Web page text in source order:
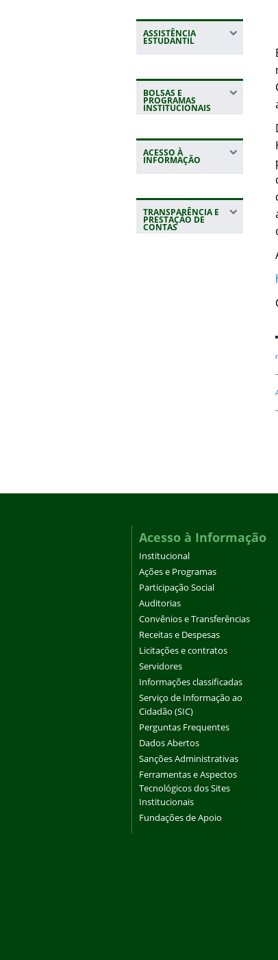
ASSISTÊNCIA
ESTUDANTIL
BOLSAS E
PROGRAMAS
INSTITUCIONAIS
ACESSO À
INFORMAÇÃO
TRANSPARÊNCIA E
PRESTAÇÃO DE
CONTAS
Acesso à Informação
Institucional
Ações e Programas
Participação Social
Auditorias
Convênios e Transferências
Receitas e Despesas
Licitações e contratos
Servidores
Informações classificadas
Serviço de Informação ao
Cidadão (SIC)
Perguntas Frequentes
Dados Abertos
Sanções Administrativas
Ferramentas e Aspectos
Tecnológicos dos Sites
Institucionais
Fundações de Apoio